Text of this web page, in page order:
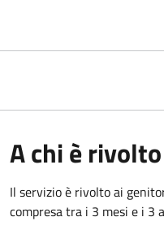
A chi è rivolto
Il servizio è rivolto ai
compresa tra i 3 mesi e i 3